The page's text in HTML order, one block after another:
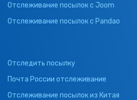
Отслеживание посылок с Joom
Отслеживание посылок с Pandao
Отследить посылку
Почта России отслеживание
Отслеживание посылок из Китая